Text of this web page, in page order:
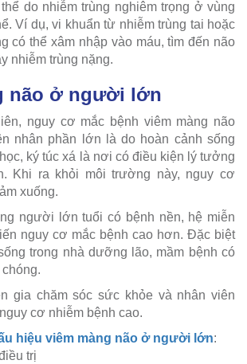
do nhiễm trùng nghiêm trọng ở vùng
Ví dụ, vi khuẩn từ nhiễm trùng tai hoặc
có thể xâm nhập vào máu, tìm đến não
nhiễm trùng nặng.
não ở người lớn
nguy cơ mắc bệnh viêm màng não
nhân phần lớn là do hoàn cảnh sống
ký túc xá là nơi có điều kiện lý tưởng
Khi ra khỏi môi trường này, nguy cơ
xuống.
người lớn tuổi có bệnh nền, hệ miễn
nguy cơ mắc bệnh cao hơn. Đặc biệt
trong nhà dưỡng lão, mầm bệnh có
gia chăm sóc sức khỏe và nhân viên
cơ nhiễm bệnh cao.
hiệu viêm màng não ở người lớn:
trị